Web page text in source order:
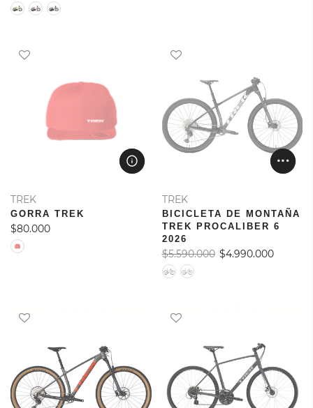
TREK
GORRA TREK
$80.000
TREK
BICICLETA DE MONTAÑA
TREK PROCALIBER 6
2026
$5.590.000 $4.990.000